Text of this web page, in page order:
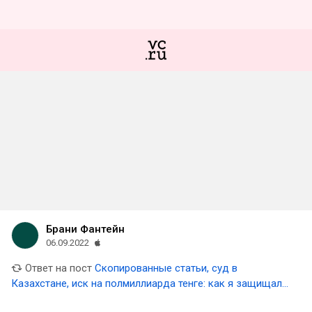
Брани Фантейн
06.09.2022
Ответ на пост Скопированные статьи, суд в
Казахстане, иск на полмиллиарда тенге: как я защищал